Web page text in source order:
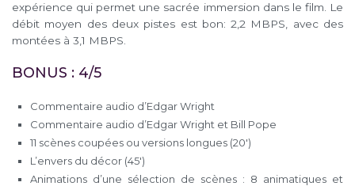
expérience qui permet une sacrée immersion dans le film. Le
débit moyen des deux pistes est bon: 2,2 MBPS, avec des
montées à 3,1 MBPS.
BONUS : 4/5
Commentaire audio d’Edgar Wright
Commentaire audio d’Edgar Wright et Bill Pope
11 scènes coupées ou versions longues (20′)
L’envers du décor (45′)
Animations d’une sélection de scènes : 8 animatiques et